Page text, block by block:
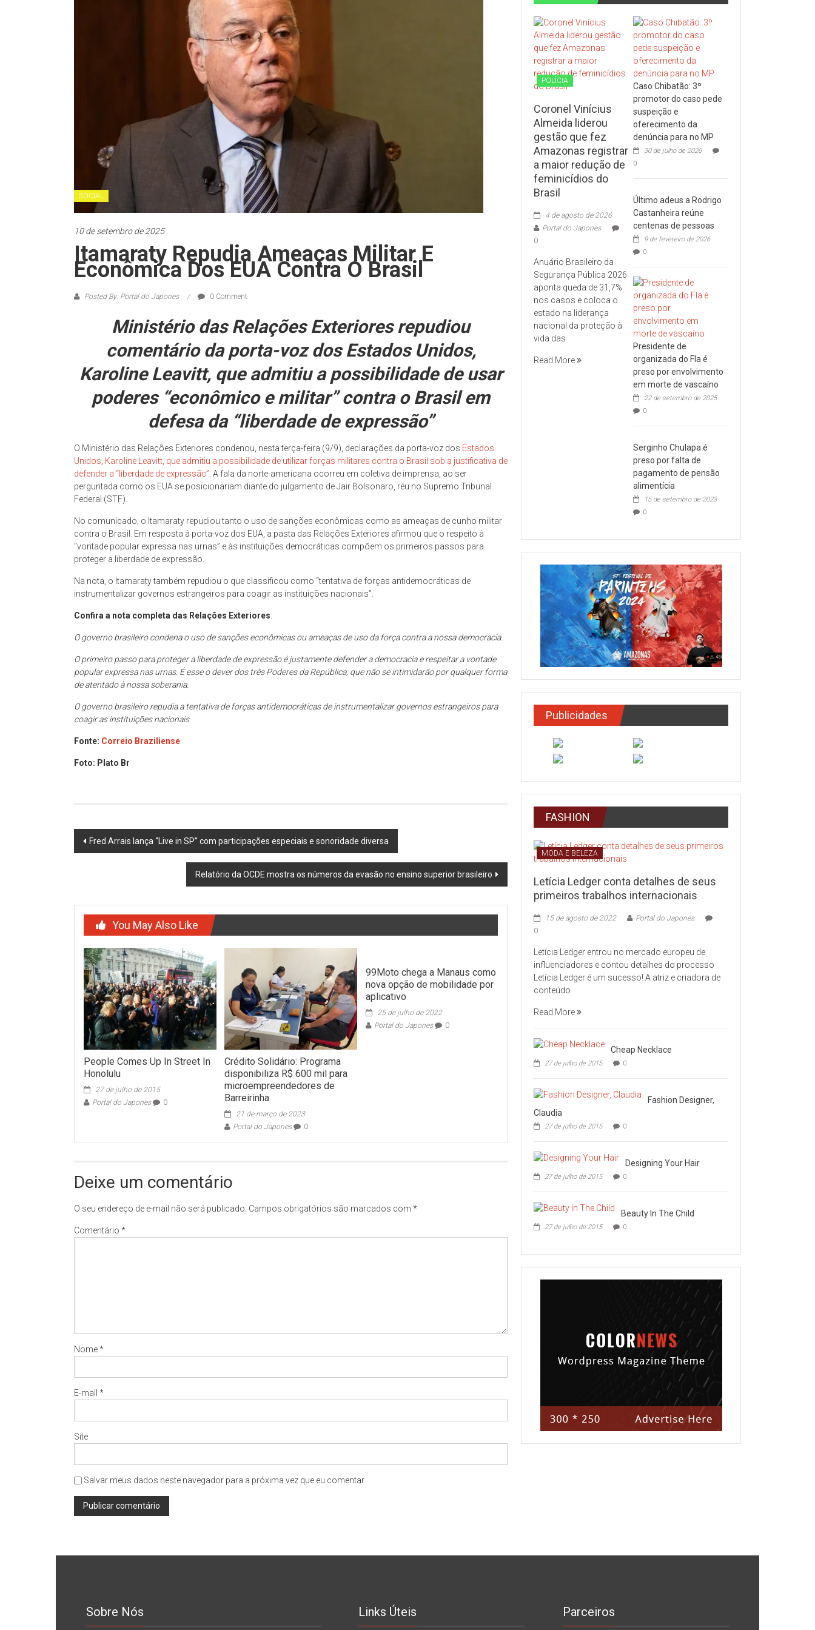
SOCIAL
10 de setembro de 2025
Itamaraty Repudia Ameaças Militar E
Econômica Dos EUA Contra O Brasil
Posted By: Portal do Japones 0 Comment
Ministério das Relações Exteriores repudiou
comentário da porta-voz dos Estados Unidos,
Karoline Leavitt, que admitiu a possibilidade de usar
poderes “econômico e militar” contra o Brasil em
defesa da “liberdade de expressão”
O Ministério das Relações Exteriores condenou, nesta terça-feira (9/9), declarações da porta-voz dos Estados
Unidos, Karoline Leavitt, que admitiu a possibilidade de utilizar forças militares contra o Brasil sob a justificativa de
defender a “liberdade de expressão” . A fala da norte-americana ocorreu em coletiva de imprensa, ao ser
perguntada como os EUA se posicionariam diante do julgamento de Jair Bolsonaro, réu no Supremo Tribunal
Federal (STF).
No comunicado, o Itamaraty repudiou tanto o uso de sanções econômicas como as ameaças de cunho militar
contra o Brasil. Em resposta à porta-voz dos EUA, a pasta das Relações Exteriores afirmou que o respeito à
“vontade popular expressa nas urnas” e às instituições democráticas compõem os primeiros passos para
proteger a liberdade de expressão.
Na nota, o Itamaraty também repudiou o que classificou como “tentativa de forças antidemocráticas de
instrumentalizar governos estrangeiros para coagir as instituições nacionais”.
Confira a nota completa das Relações Exteriores:
O governo brasileiro condena o uso de sanções econômicas ou ameaças de uso da força contra a nossa democracia.
O primeiro passo para proteger a liberdade de expressão é justamente defender a democracia e respeitar a vontade
popular expressa nas urnas. É esse o dever dos três Poderes da República, que não se intimidarão por qualquer forma
de atentado à nossa soberania.
O governo brasileiro repudia a tentativa de forças antidemocráticas de instrumentalizar governos estrangeiros para
coagir as instituições nacionais.
Fonte: Correio Braziliense
Foto: Plato Br
Post
Fred Arrais lança “Live in SP” com participações especiais e sonoridade diversa
Relatório da OCDE mostra os números da evasão no ensino superior brasileiro
You May Also Like
People Comes Up In Street In
Honolulu
27 de julho de 2015
Portal do Japones
0
Crédito Solidário: Programa
disponibiliza R$ 600 mil para
microempreendedores de
Barreirinha
21 de março de 2023
Portal do Japones
0
99Moto chega a Manaus como
nova opção de mobilidade por
aplicativo
25 de julho de 2022
Portal do Japones
0
Deixe um comentário
O seu endereço de e-mail não será publicado. Campos obrigatórios são marcados com *
Comentário *
Nome*
E-mail *
Site
Salvar meus dados neste navegador para a próxima vez que eu comentar.
POLÍCIA
Coronel Vinícius
Almeida liderou
gestão que fez
Amazonas registrar
a maior redução de
feminicídios do
Brasil
4 de agosto de 2026
Portal do Japones
0
Anuário Brasileiro da
Segurança Pública 2026
aponta queda de 31,7%
nos casos e coloca o
estado na liderança
nacional da proteção à
vida das
Read More
Caso Chibatão: 3º
promotor do caso pede
suspeição e
oferecimento da
denúncia para no MP
30 de julho de 2026
0
Último adeus a Rodrigo
Castanheira reúne
centenas de pessoas
9 de fevereiro de 2026
0
Presidente de
organizada do Fla é
preso por envolvimento
em morte de vascaíno
22 de setembro de 2025
0
Serginho Chulapa é
preso por falta de
pagamento de pensão
alimentícia
15 de setembro de 2023
0
Publicidades
FASHION
MODA E BELEZA
Letícia Ledger conta detalhes de seus
primeiros trabalhos internacionais
15 de agosto de 2022
Portal do Japones
0
Letícia Ledger entrou no mercado europeu de
influenciadores e contou detalhes do processo
Letícia Ledger é um sucesso! A atriz e criadora de
conteúdo
Read More
Cheap Necklace
27 de julho de 2015 0
Fashion Designer,
Claudia
27 de julho de 2015 0
Designing Your Hair
27 de julho de 2015 0
Beauty In The Child
27 de julho de 2015 0
Sobre Nós Links Úteis Parceiros